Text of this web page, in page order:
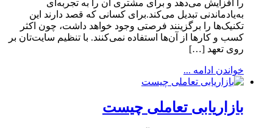
را افزایش می‌دهد و برای مشتری آن را به تجربه‌ای
به‌یادماندنی تبدیل می‌کند.برای کسانی که قصد دارند این
تکنیک‌ها را برگزینند فرصتی وجود خواهد داشت، چون اکثر
کسب و کارها از آ‌ن‌ها استفاده نمی‌کنند. با تنظیم سایت‌تان بر
روی تعهد […]
خواندن ادامه ...
بازاریابی تعاملی چیست